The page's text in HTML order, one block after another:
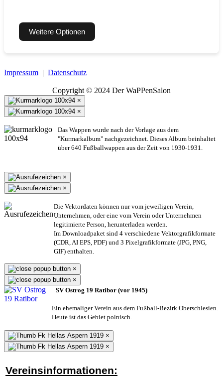
Weitere Optionen
Impressum | Datenschutz
Copyright © 2024 Der WaPPenSalon
×
×
Das Wappen wurde nach der Vorlage aus dem
"Kurmarkalbum" nachgezeichnet. Dieses Album beinhaltet
über 640 Fußballwappen aus der Zeit von 1930-1931.
×
×
Die Vektordaten können nur vom jeweiligen Verein,
Unternehmen, oder eine vom Verein oder Unternehmen
legitimierte Person, herunterladen werden.
Im Downloadpaket sind 4 verschiedene Vektorgrafikformate
(CDR, AI EPS, PDF) und 3 Pixelgrafikformate (JPG, PNG,
GIF) enthalten.
×
×
SV Ostrog 19 Ratibor (vor 1945)
Ein ehemaliger Verein aus dem Fußball-Bezirk Oberschlesien.
Heute ist das Gebiet polnisch.
×
×
Vereinsinformationen: